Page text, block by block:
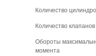
Количество
Количество
Обороты
момента